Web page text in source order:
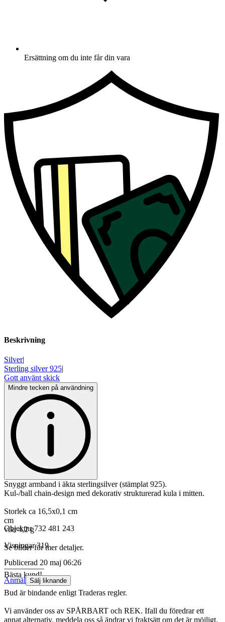
Ersättning om du inte får din vara
Beskrivning
Silver|
Sterling silver 925|
Gott använt skick
Mindre tecken på användning
Snyggt armband i äkta sterlingsilver (stämplat 925).
Kul-/ball chain-design med dekorativ strukturerad kula i mitten.
Storlek ca 16,5x0,1 cm
cm
vikt 4,2 g
Se bilder för mer detaljer.
__________
Bästa kund!
Bud är bindande enligt Traderas regler.
Vi använder oss av SPÅRBART och REK. Ifall du föredrar ett
annat alternativ, meddela oss så ändrar vi fraktsätt om det är möjligt.
Objektnr 732 481 243
Visningar 319
Publicerad 20 maj 06:26
Anmäl Sälj liknande